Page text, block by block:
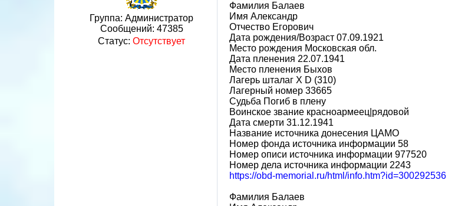
Группа: Администратор
Сообщений: 47385
Статус: Отсутствует
Фамилия Балаев
Имя Александр
Отчество Егорович
Дата рождения/Возраст 07.09.1921
Место рождения Московская обл.
Дата пленения 22.07.1941
Место пленения Быхов
Лагерь шталаг X D (310)
Лагерный номер 33665
Судьба Погиб в плену
Воинское звание красноармеец|рядовой
Дата смерти 31.12.1941
Название источника донесения ЦАМО
Номер фонда источника информации 58
Номер описи источника информации 977520
Номер дела источника информации 2243
https://obd-memorial.ru/html/info.htm?id=300292536
Фамилия Балаев